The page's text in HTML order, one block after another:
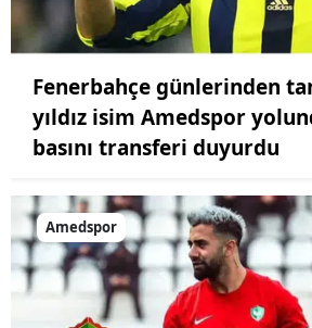
Fenerbahçe günlerinden
yıldız isim Amedspor
basını transferi duyurdu
Amedspor